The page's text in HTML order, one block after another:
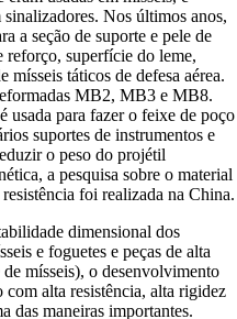
sinalizadores. Nos últimos anos,
a seção de suporte e pele de
reforço, superfície do leme,
mísseis táticos de defesa aérea.
MB2, MB3 e MB8.
usada para fazer o feixe de poço
suportes de instrumentos e
o peso do projétil
a pesquisa sobre o material
foi realizada na China.
dimensional dos
e foguetes e peças de alta
mísseis), o desenvolvimento
alta resistência, alta rigidez
das maneiras importantes.